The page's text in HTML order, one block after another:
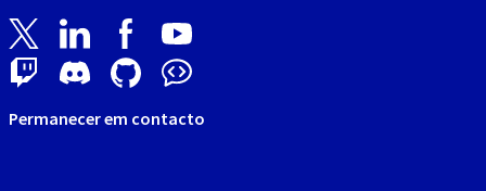
Permanecer em contacto